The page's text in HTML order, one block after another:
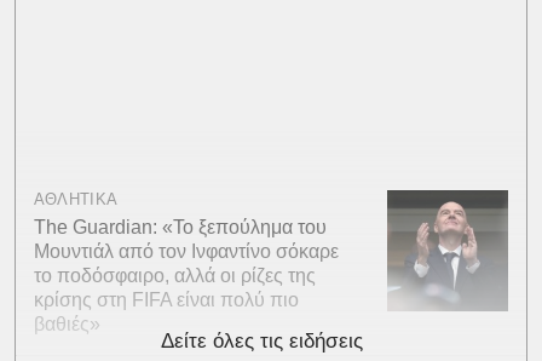
ΑΘΛΗΤΙΚΑ
The Guardian: «Το ξεπούλημα του
Μουντιάλ από τον Ινφαντίνο σόκαρε
το ποδόσφαιρο, αλλά οι ρίζες της
κρίσης στη FIFA είναι πολύ πιο
βαθιές»
Δείτε όλες τις ειδήσεις